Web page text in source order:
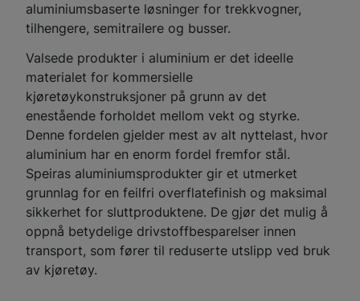
aluminiumsbaserte løsninger for trekkvogner,
tilhengere, semitrailere og busser.
Valsede produkter i aluminium er det ideelle
materialet for kommersielle
kjøretøykonstruksjoner på grunn av det
enestående forholdet mellom vekt og styrke.
Denne fordelen gjelder mest av alt nyttelast, hvor
aluminium har en enorm fordel fremfor stål.
Speiras aluminiumsprodukter gir et utmerket
grunnlag for en feilfri overflatefinish og maksimal
sikkerhet for sluttproduktene. De gjør det mulig å
oppnå betydelige drivstoffbesparelser innen
transport, som fører til reduserte utslipp ved bruk
av kjøretøy.